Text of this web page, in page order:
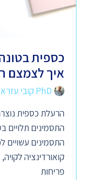
כספית
איך לצמצם
PhD קובי עזרא יעקב
הרעלת כספית
התסמינים תלויים
התסמינים עשויים
קואורדינציה
פריחות